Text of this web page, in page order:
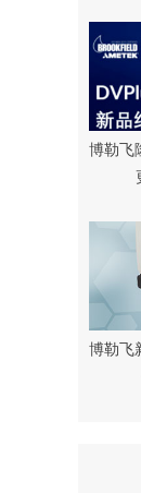
博勒飞
博勒飞